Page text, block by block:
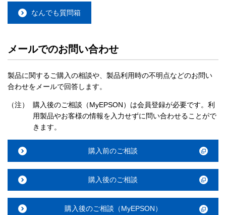
なんでも質問箱
メールでのお問い合わせ
製品に関するご購入の相談や、製品利用時の不明点などのお問い
合わせをメールで回答します。
（注）
購入後のご相談（MyEPSON）は会員登録が必要です。利
用製品やお客様の情報を入力せずに問い合わせることがで
きます。
購入前のご相談
購入後のご相談
購入後のご相談（MyEPSON）